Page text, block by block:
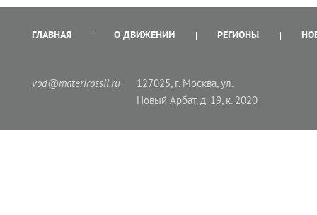
ГЛАВНАЯ О ДВИЖЕНИИ РЕГИОНЫ
vod@materirossii.ru
127025, г. Москва, ул.
Новый Арбат, д. 19, к. 2020